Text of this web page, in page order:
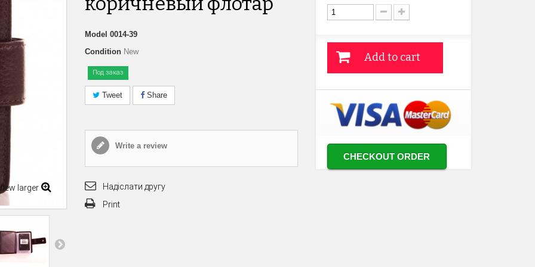
larger
Model 0014-39
Condition New
Под заказ
Tweet Share
Write a review
Надіслати другу
Print
Add to cart
CHECKOUT ORDER